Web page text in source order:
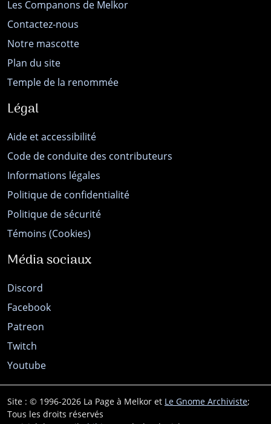
Les Companons de Melkor
Contactez-nous
Notre mascotte
Plan du site
Temple de la renommée
Légal
Aide et accessibilité
Code de conduite des contributeurs
Informations légales
Politique de confidentialité
Politique de sécurité
Témoins (Cookies)
Média sociaux
Discord
Facebook
Patreon
Twitch
Youtube
Site : © 1996-2026 La Page à Melkor et Le Gnome Archiviste;
Tous les droits réservés